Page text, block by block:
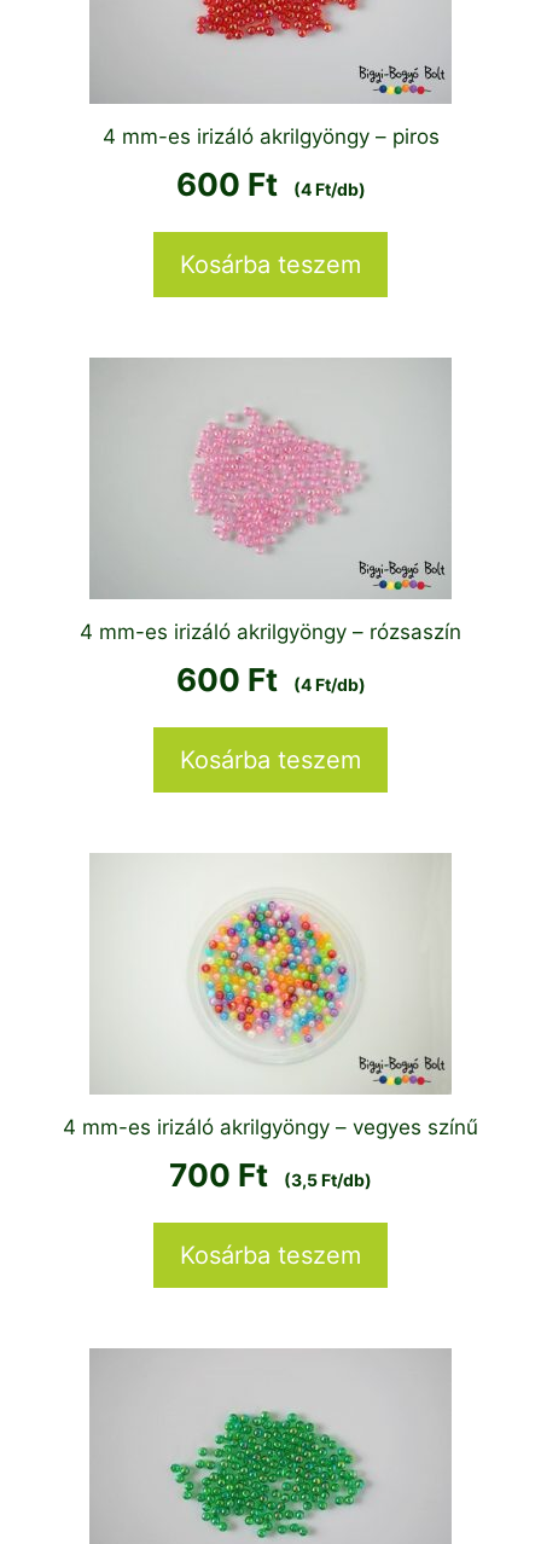
4 mm-es irizáló akrilgyöngy – piros
600 Ft (4 Ft/db)
Kosárba teszem
4 mm-es irizáló akrilgyöngy – rózsaszín
600 Ft (4 Ft/db)
Kosárba teszem
4 mm-es irizáló akrilgyöngy – vegyes színű
700 Ft (3,5 Ft/db)
Kosárba teszem